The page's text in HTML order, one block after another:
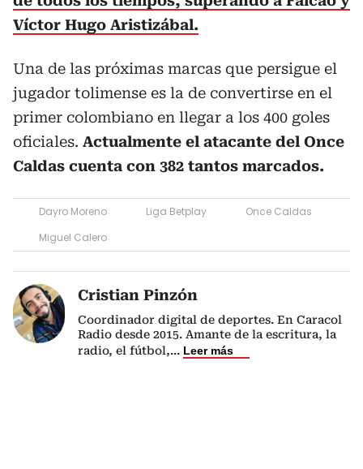
Víctor Hugo Aristizábal.
Una de las próximas marcas que persigue el
jugador tolimense es la de convertirse en el
primer colombiano en llegar a los 400 goles
oficiales. Actualmente el atacante del Once
Caldas cuenta con 382 tantos marcados.
Dayro Moreno Liga Betplay
Once Caldas
Miguel Calero
Cristian Pinzón
Coordinador digital de deportes. En Caracol
Radio desde 2015. Amante de la escritura, la
radio, el fútbol,... Leer más